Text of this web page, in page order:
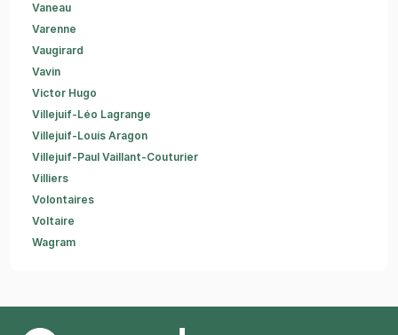
Vaneau
Varenne
Vaugirard
Vavin
Victor Hugo
Villejuif-Léo Lagrange
Villejuif-Louis Aragon
Villejuif-Paul Vaillant-Couturier
Villiers
Volontaires
Voltaire
Wagram